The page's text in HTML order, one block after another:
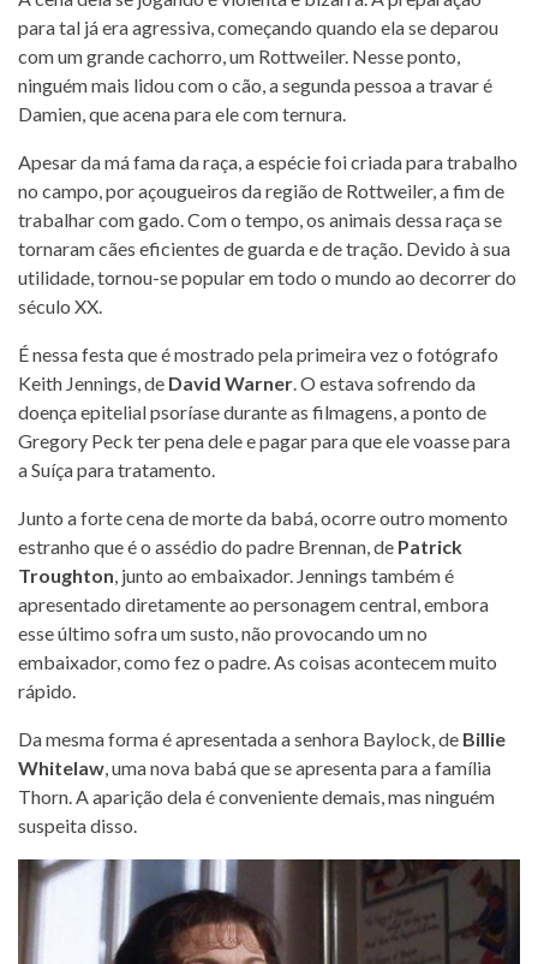
para tal já era agressiva, começando quando ela se deparou
com um grande cachorro, um Rottweiler. Nesse ponto,
ninguém mais lidou com o cão, a segunda pessoa a travar é
Damien, que acena para ele com ternura.
Apesar da má fama da raça, a espécie foi criada para trabalho
no campo, por açougueiros da região de Rottweiler, a fim de
trabalhar com gado. Com o tempo, os animais dessa raça se
tornaram cães eficientes de guarda e de tração. Devido à sua
utilidade, tornou-se popular em todo o mundo ao decorrer do
século XX.
É nessa festa que é mostrado pela primeira vez o fotógrafo
Keith Jennings, de David Warner. O estava sofrendo da
doença epitelial psoríase durante as filmagens, a ponto de
Gregory Peck ter pena dele e pagar para que ele voasse para
a Suíça para tratamento.
Junto a forte cena de morte da babá, ocorre outro momento
estranho que é o assédio do padre Brennan, de Patrick
Troughton, junto ao embaixador. Jennings também é
apresentado diretamente ao personagem central, embora
esse último sofra um susto, não provocando um no
embaixador, como fez o padre. As coisas acontecem muito
rápido.
Da mesma forma é apresentada a senhora Baylock, de Billie
Whitelaw, uma nova babá que se apresenta para a família
Thorn. A aparição dela é conveniente demais, mas ninguém
suspeita disso.